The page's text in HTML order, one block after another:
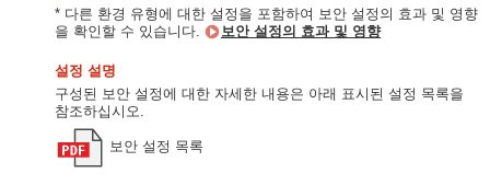
* 다른 환경 유형에 대한 설정을 포함하여 보안 설정의 효과 및 영향
을 확인할 수 있습니다.
보안 설정의 효과 및 영향
설정 설명
구성된 보안 설정에 대한 자세한 내용은 아래 표시된 설정 목록을
참조하십시오.
보안 설정 목록